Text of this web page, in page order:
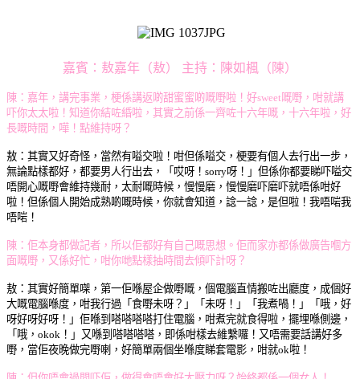
嘉賓：敖嘉年（敖） 主持：陳如楓（陳）
陳： 嘉年，講完事業，梗係講返啲甜蜜蜜啲嘅嘢啦！ 好sweet嘅嘢， 咁就講
吓你太太啦！ 知道你結咗緍啦， 其實之前係一齊咗十六年嘅， 十六年啦， 好
長嘅時間， 嘩！點維持呀？
敖： 其實又好奇怪， 當然有嗌交啦！ 咁但係嗌交，梗要有個人去行出一步，
無論點樣都好， 都要男人行出去，「 哎呀！sorry呀！」 但係你都要睇吓嗌交
唔開心嘅嘢會維持幾耐， 太耐嘅時候， 慢慢磨，慢慢磨吓磨吓就唔係咁好
啦！ 但係個人開始成熟啲嘅時候， 你就會知道， 諗一諗，是但啦！ 我唔啱我
唔啱！
陳：佢本身都做記者， 所以佢都好有自己嘅思想。 佢而家亦都係做廣告嗰方
面嘅嘢， 又係好忙， 咁你哋點樣抽時間去傾吓計呀？
敖： 其實好簡單㗎， 第一佢喺屋企做嘢嘅，個 電腦直情搬咗出廳度， 成個好
大嘅電腦喺度， 咁我行過「食嘢未呀？」「 未呀！」「 我煮喎！」「 哦，好
呀好呀好呀！」 佢喺到嗒嗒嗒嗒打住電腦， 咁煮完就食得啦， 擺埋喺側邊，
「 哦，okok！」 又喺到嗒嗒嗒嗒， 即係咁樣去維繫囉！ 又唔需要話講好多
嘢， 當佢夜晚做完嘢喇， 好簡單兩個坐喺度睇套電影， 咁就ok啦！